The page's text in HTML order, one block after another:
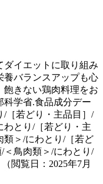
ダイエットに取り組み
養バランスアップも心
飽きない鶏肉料理をお
科学省.食品成分デー
/［若どり・主品目］/
わとり/［若どり・主
類＞/にわとり/［若ど
＜鳥肉類＞/にわとり/
閲覧日：2025年7月